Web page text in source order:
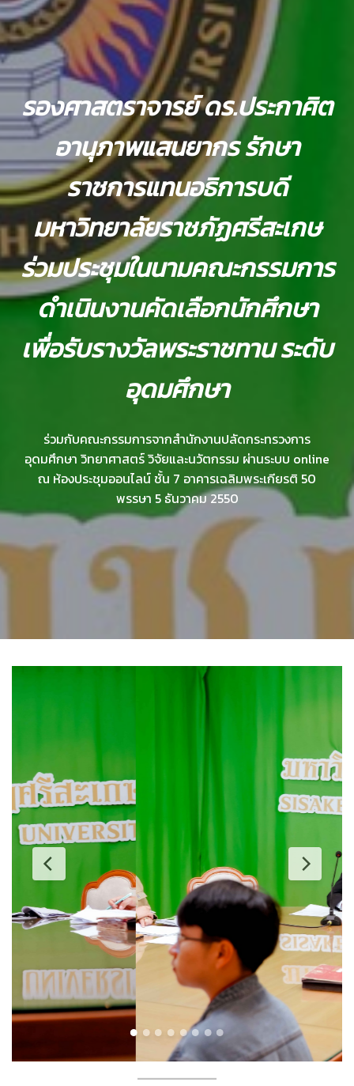
รองศาสตราจารย์ ดร.ประกาศิต
อานุภาพแสนยากร รักษา
ราชการแทนอธิการบดี
มหาวิทยาลัยราชภัฏศรีสะเกษ
ร่วมประชุมในนามคณะกรรมการ
ดำเนินงานคัดเลือกนักศึกษา
เพื่อรับรางวัลพระราชทาน ระดับ
อุดมศึกษา
ร่วมกับคณะกรรมการจากสำนักงานปลัดกระทรวงการ
อุดมศึกษา วิทยาศาสตร์ วิจัยและนวัตกรรม ผ่านระบบ online
ณ ห้องประชุมออนไลน์ ชั้น 7 อาคารเฉลิมพระเกียรติ 50
พรรษา 5 ธันวาคม 2550